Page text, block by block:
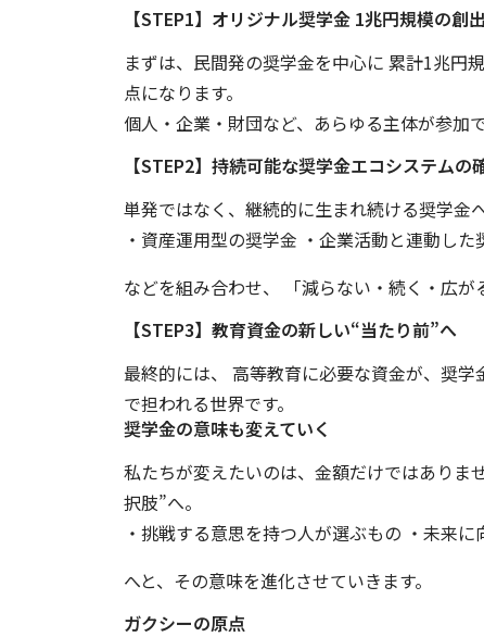
【STEP1】オリジナル奨学金 1兆円規模の創出
まずは、民間発の奨学金を中心に 累計1兆円
点になります。
個人・企業・財団など、あらゆる主体が参加
【STEP2】持続可能な奨学金エコシステムの
単発ではなく、継続的に生まれ続ける奨学金へ
・資産運用型の奨学金 ・企業活動と連動し
などを組み合わせ、 「減らない・続く・広が
【STEP3】教育資金の新しい“当たり前”へ
最終的には、 高等教育に必要な資金が、奨
で担われる世界です。
奨学金の意味も変えていく
私たちが変えたいのは、金額だけではありま
択肢”へ。
・挑戦する意思を持つ人が選ぶもの ・未来
へと、その意味を進化させていきます。
ガクシーの原点